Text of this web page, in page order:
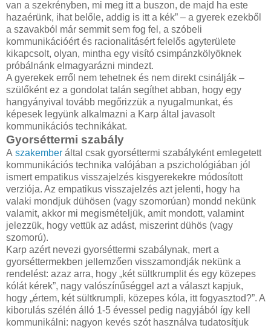
Vagyis a hetes buszon hisztiző gyereknek értelmes
hogy: „Zöld kulacs, értem, zöld kulacs, a zöld kulacsot
Jaj, de mérges vagy! A zöld kulacsot akarod!” – mert a
labilis gyermek ennél többet úgyse bír felfogni, viszont ha
és onnantól tovább tudunk
Jé, működik!
A gyorséttermi szabályt számos alkalommal kipróbáltuk a
éves gyermeken, és tapasztalataink szerint rendkívül fura
meglepő mértékben működött. Az ember nincs
okos kis gyermekével, mint egy ostobább kutyával, én
szoktam neki magyarázni, hogy 1. muszáj hajat mosni,
fejét, akkor nem menne a szemébe a víz. Ez
Ezzel szemben, amikor azt mondtam neki, hogy „nem
zuhanytól, nem akarod. Félsz tőle, mérges vagy, nem
zuhany NEM, értem, Katika NEM akar zuhanyt, fél tőle”,
csodával határos módon rám nézett, abbahagyta
kommunikációképessé vált.
Voltak olyan helyzetek is, amikor egyáltalán nem működött
történtek, amikor egyszerűen túl ideges voltam ahhoz,
Amikor már huszadjára öltözünk át reggel, én már
mindenhonnan késésben vagyunk és kitalálja, hogy nem
átsuhan az agyamon, hogy most kellene a gyorséttermi
vagyok hozzá, és nem érdekel, inkább megfogom
Általában akkor működik jól a dolog, amikor tényleg
amikor megsajnálom, mert fél a zuhanyrózsától, vagy mert
enni, de nincs itthon alma. Szerintem is rossz érzés, ha az
van a szekrényben, mi meg itt a buszon, de majd ha este
hazaérünk, ihat belőle, addig is itt a kék” – a gyerek ezekből
a szavakból már semmit sem fog fel, a szóbeli
kommunikációért és racionalitásért felelős agyterülete
kikapcsolt, olyan, mintha egy visító csimpánzkölyöknek
próbálnánk elmagyarázni mindezt.
A gyerekek erről nem tehetnek és nem direkt csinálják –
szülőként ez a gondolat talán segíthet abban, hogy egy
hangyányival tovább megőrizzük a nyugalmunkat, és
képesek legyünk alkalmazni a Karp által javasolt
kommunikációs technikákat.
Gyorséttermi szabály
A szakember által csak gyorséttermi szabályként emlegetett
kommunikációs technika valójában a pszichológiában jól
ismert empatikus visszajelzés kisgyerekekre módosított
verziója. Az empatikus visszajelzés azt jelenti, hogy ha
valaki mondjuk dühösen (vagy szomorúan) mondd nekünk
valamit, akkor mi megismételjük, amit mondott, valamint
jelezzük, hogy vettük az adást, miszerint dühös (vagy
szomorú).
Karp azért nevezi gyorséttermi szabálynak, mert a
gyorséttermekben jellemzően visszamondják nekünk a
rendelést: azaz arra, hogy „két sültkrumplit és egy közepes
kólát kérek”, nagy valószínűséggel azt a választ kapjuk,
hogy „értem, két sültkrumpli, közepes kóla, itt fogyasztod?”. A
kiborulás szélén álló 1-5 évessel pedig nagyjából így kell
kommunikálni: nagyon kevés szót használva tudatosítjuk